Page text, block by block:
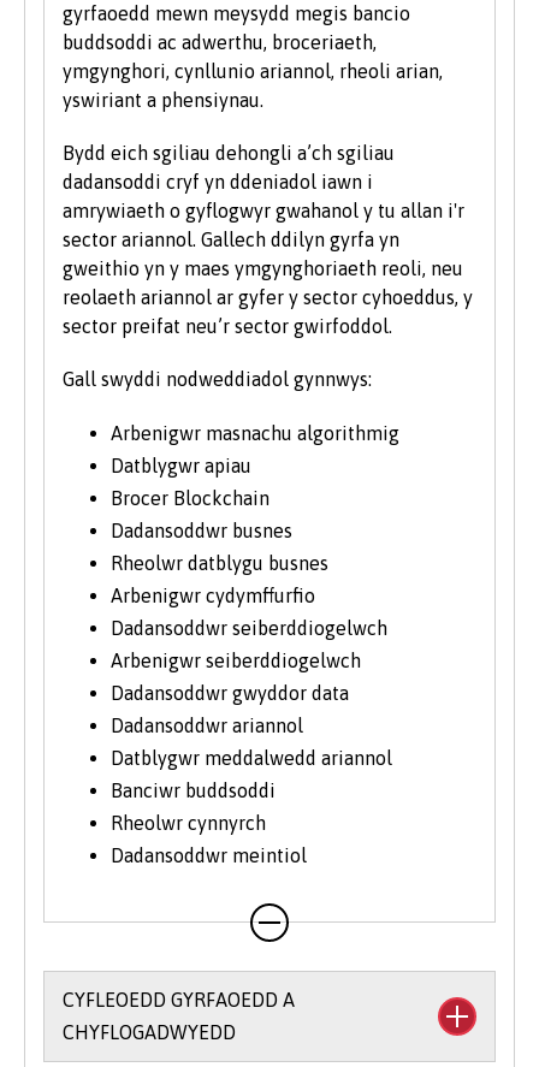
Rydym yn derbyn myfyrwyr â phob math o
gymwysterau, profiadau a chefndiroedd ac yn
ystyried pob cais yn unigol. Fel rhan o bolisi’r
Brifysgol, rydym yn ystyried ceisiadau gan
myfyriwr arall.
Rydym hefyd yn ystyried ceisiadau gan
ddysgwyr hŷn sydd â chymwysterau ansafonol
a/neu brofiad gwaith a all ddangos y
cymhelliant a'r ymrwymiad i astudio ar raglen
prifysgol. Rydym yn cofrestru nifer sylweddol o
wybodaeth am astudio fel myfyriwr hŷn, ewch
i’n hadran Astudio ym Mangor ar y wefan.
gyrfaoedd mewn meysydd megis bancio
buddsoddi ac adwerthu, broceriaeth,
ymgynghori, cynllunio ariannol, rheoli arian,
yswiriant a phensiynau.
Bydd eich sgiliau dehongli a’ch sgiliau
dadansoddi cryf yn ddeniadol iawn i
amrywiaeth o gyflogwyr gwahanol y tu allan i'r
sector ariannol. Gallech ddilyn gyrfa yn
gweithio yn y maes ymgynghoriaeth reoli, neu
reolaeth ariannol ar gyfer y sector cyhoeddus, y
sector preifat neu’r sector gwirfoddol.
Gall swyddi nodweddiadol gynnwys:
Arbenigwr masnachu algorithmig
Datblygwr apiau
Brocer Blockchain
Dadansoddwr busnes
Rheolwr datblygu busnes
Arbenigwr cydymffurfio
Dadansoddwr seiberddiogelwch
Arbenigwr seiberddiogelwch
Dadansoddwr gwyddor data
Dadansoddwr ariannol
Datblygwr meddalwedd ariannol
Banciwr buddsoddi
Rheolwr cynnyrch
Dadansoddwr meintiol
CYFLEOEDD GYRFAOEDD A
CHYFLOGADWYEDD